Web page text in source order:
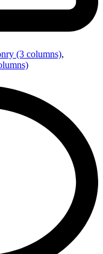
(3 columns),